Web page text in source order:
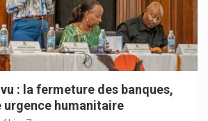
: la fermeture des banques,
urgence humanitaire